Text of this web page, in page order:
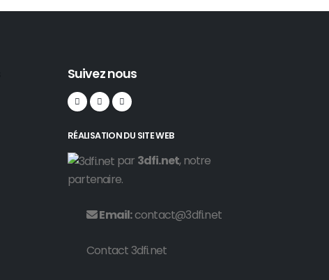
Suivez nous
RÉALISATION DU SITE WEB
par 3dfi.net, notre
partenaire.
Email:contact@3dfi.net
Contact 3dfi.net